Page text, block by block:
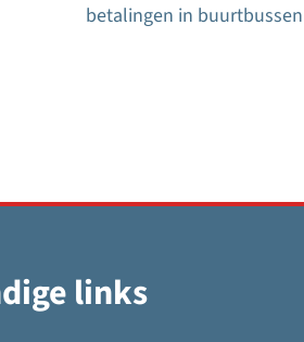
betalingen in buurtbussen
links